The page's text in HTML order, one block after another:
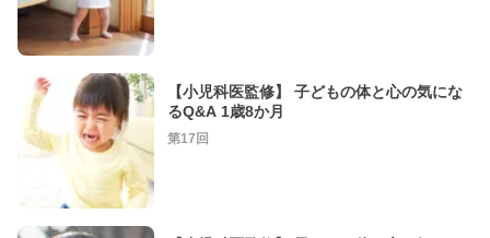
【小児科医監修】 子どもの体と心の気にな
るQ&A 1歳8か月
第17回